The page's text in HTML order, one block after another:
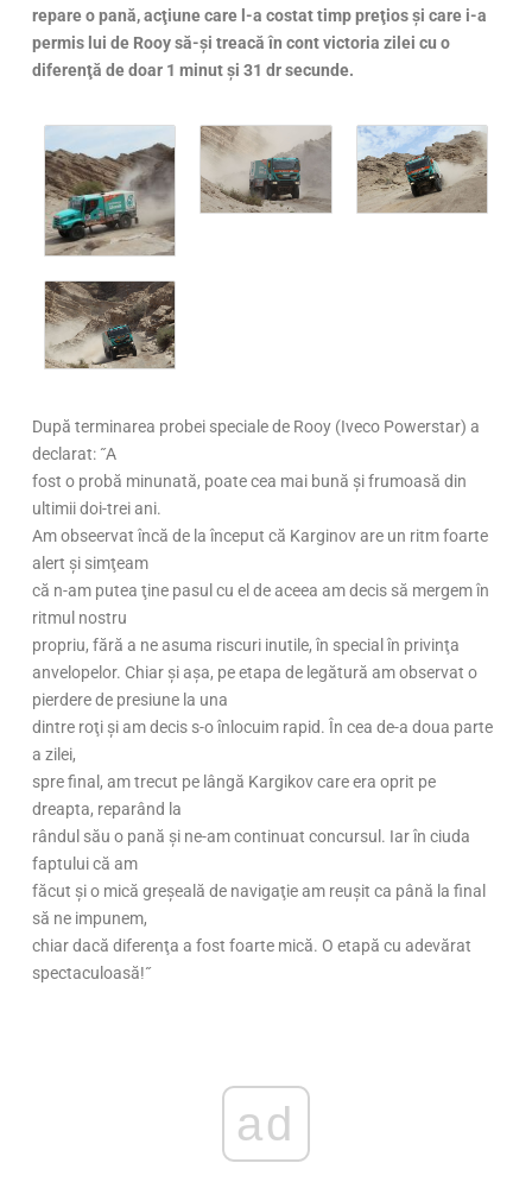
repare o pană, acţiune care l-a costat timp preţios şi care i-a
permis lui de Rooy să-şi treacă în cont victoria zilei cu o
diferenţă de doar 1 minut şi 31 dr secunde.
După terminarea probei speciale de Rooy (Iveco Powerstar) a
declarat: ˝A
fost o probă minunată, poate cea mai bună şi frumoasă din
ultimii doi-trei ani.
Am obseervat încă de la început că Karginov are un ritm foarte
alert şi simţeam
că n-am putea ţine pasul cu el de aceea am decis să mergem în
ritmul nostru
propriu, fără a ne asuma riscuri inutile, în special în privinţa
anvelopelor. Chiar şi aşa, pe etapa de legătură am observat o
pierdere de presiune la una
dintre roţi şi am decis s-o înlocuim rapid. În cea de-a doua parte
a zilei,
spre final, am trecut pe lângă Kargikov care era oprit pe
dreapta, reparând la
rândul său o pană şi ne-am continuat concursul. Iar în ciuda
faptului că am
făcut şi o mică greşeală de navigaţie am reuşit ca până la final
să ne impunem,
chiar dacă diferenţa a fost foarte mică. O etapă cu adevărat
spectaculoasă!˝
ad